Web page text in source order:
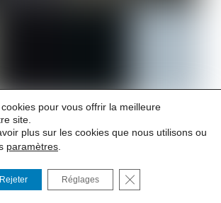
à 20h00
pour vous offrir la meilleure
site.
plus sur les cookies que nous utilisons ou
paramètres
Rejeter Réglages FERMER LA